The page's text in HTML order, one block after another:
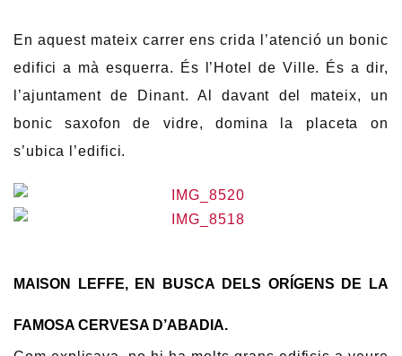
En aquest mateix carrer ens crida l’atenció un bonic
edifici a mà esquerra. És l’Hotel de Ville. És a dir,
l’ajuntament de Dinant. Al davant del mateix, un
bonic saxofon de vidre, domina la placeta on
s’ubica l’edifici.
MAISON LEFFE, EN BUSCA DELS ORÍGENS DE LA
FAMOSA CERVESA D’ABADIA.